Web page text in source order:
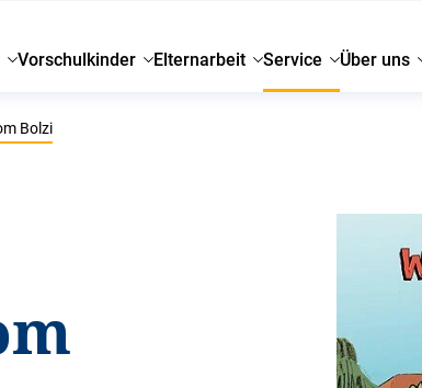
Vorschulkinder Elternarbeit Service Über uns
Bolzi